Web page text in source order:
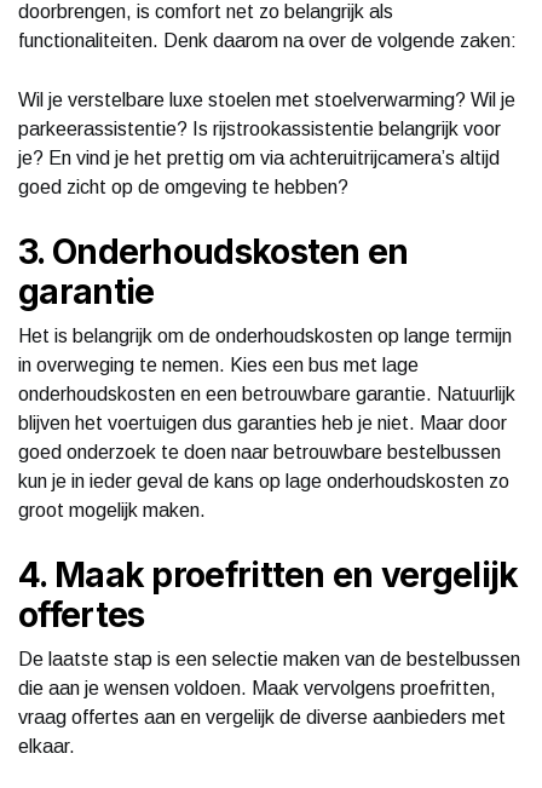
doorbrengen, is comfort net zo belangrijk als
functionaliteiten. Denk daarom na over de volgende zaken:
Wil je verstelbare luxe stoelen met stoelverwarming? Wil je
parkeerassistentie? Is rijstrookassistentie belangrijk voor
je? En vind je het prettig om via achteruitrijcamera’s altijd
goed zicht op de omgeving te hebben?
3. Onderhoudskosten en
garantie
Het is belangrijk om de onderhoudskosten op lange termijn
in overweging te nemen. Kies een bus met lage
onderhoudskosten en een betrouwbare garantie. Natuurlijk
blijven het voertuigen dus garanties heb je niet. Maar door
goed onderzoek te doen naar betrouwbare bestelbussen
kun je in ieder geval de kans op lage onderhoudskosten zo
groot mogelijk maken.
4. Maak proefritten en vergelijk
offertes
De laatste stap is een selectie maken van de bestelbussen
die aan je wensen voldoen. Maak vervolgens proefritten,
vraag offertes aan en vergelijk de diverse aanbieders met
elkaar.